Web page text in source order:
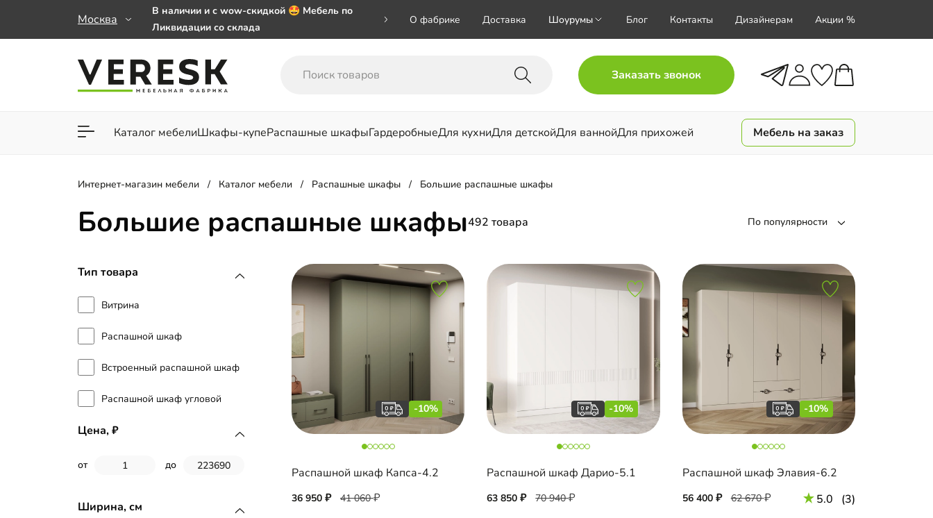
Москва
В наличии и с wow-скидкой 🤩 Мебель по
Ликвидации со склада
заказе от 50 000 ₽
Важно! Наш Whatsapp переехал на номер
О фабрике Доставка Шоурумы Блог Контакты Дизайнерам Акции %
Заказать звонок
Каталог мебелиШкафы-купеРаспашные шкафыГардеробныеДля кухниДля детскойДля ваннойДля прихожей
Для гостиной Для спальни
Мебель на заказ
Интернет-магазин мебели Каталог мебели Распашные шкафы Большие распашные шкафы
Большие распашные шкафы492 товара По популярности
Тип товара
Витрина
Распашной шкаф
Встроенный распашной шкаф
Распашной шкаф угловой
Цена,
от до
Ширина, см
-10%
Распашной шкаф Капса-4.2
36 950 41 060
-10%
Распашной шкаф Дарио-5.1
63 850 70 940
-10%
Распашной шкаф Элавия-6.2
56 400 62 670 5.0 (3)